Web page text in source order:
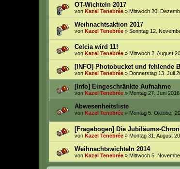
OT-Wichteln 2017
von Kazel Tenebrée » Mittwoch 20.
Weihnachtsaktion 2017
von Kazel Tenebrée » Sonntag 12.
Celcia wird 11!
von Kazel Tenebrée » Mittwoch 2. August
[INFO] Photobucket und fehlende
von Kazel Tenebrée » Donnerstag 13. Juli
[Info] Eingeschränkte Aufnahme
von Kazel Tenebrée » Montag 27. Juni
Abwesenheitsliste
von Kazel Tenebrée » Montag 5. Oktober
[Fragebogen] Die Jubiläums-
von Kazel Tenebrée » Montag 31. August
Weihnachtswichteln 2014
von Kazel Tenebrée » Mittwoch 5.